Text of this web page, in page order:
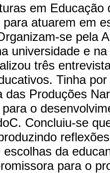
em
para atuarem em
se pela
universidade e
três
Tinha
das Produções
o
Concluiu-se
da
para o